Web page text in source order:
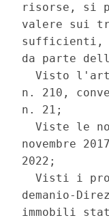
risorse, si
valere sui
sufficienti,
da parte
Visto
n. 210,
n. 21;
Viste le
novembre
2022;
Visti i
demanio-
immobili